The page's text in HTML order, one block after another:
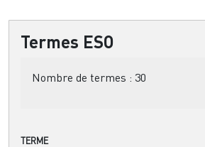
Termes ESO
Nombre de termes : 30
TERME